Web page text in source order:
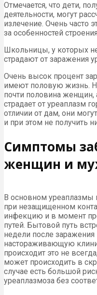
Отмечается, что дети,
деятельности, могут
излечение. Очень часто
за особенностей
Школьницы, у которых
страдают от заражения
Очень высок процент
имеют половую жизнь.
почти половина женщин,
страдает от уреаплазм
отличии от дам, они
и при этом не получить
Симптомы
женщин и
В основном уреаплазмы
при незащищенном
инфекцию и в момент
путей. Бытовой путь
недели после
настораживающую
происходит это не
может происходить в
случае есть большой
уреаплазмоза без